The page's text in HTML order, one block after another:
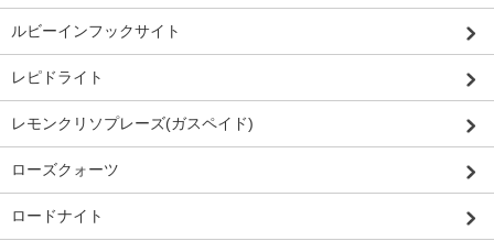
ルビーインフックサイト
レピドライト
レモンクリソプレーズ(ガスペイド)
ローズクォーツ
ロードナイト